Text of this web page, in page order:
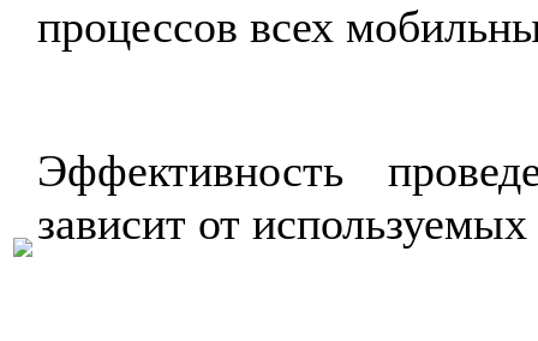
процессов всех
Эффективность
зависит от